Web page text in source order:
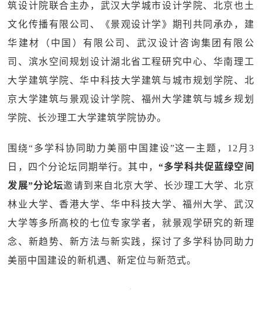
筑设计院联合主办，武汉大学城市设计学院、北京也土
文化传播有限公司、《景观设计学》期刊共同承办，建
华建材（中国）有限公司、武汉设计咨询集团有限公
司、滨水空间规划设计湖北省工程研究中心、华南理工
大学建筑学院、华中科技大学建筑与城市规划学院、北
京大学建筑与景观设计学院、福州大学建筑与城乡规划
学院、长沙理工大学建筑学院协办。
围绕“多学科协同助力美丽中国建设”这一主题，12月3
日，四个分论坛同期举行。其中，“多学科共促蓝绿空间
发展”分论坛邀请到来自北京大学、长沙理工大学、北京
林业大学、香港大学、华中科技大学、福州大学、武汉
大学等多所高校的七位专家学者，就景观学研究的新理
念、新趋势、新方法与新实践，探讨了多学科协同助力
美丽中国建设的新机遇、新定位与新范式。